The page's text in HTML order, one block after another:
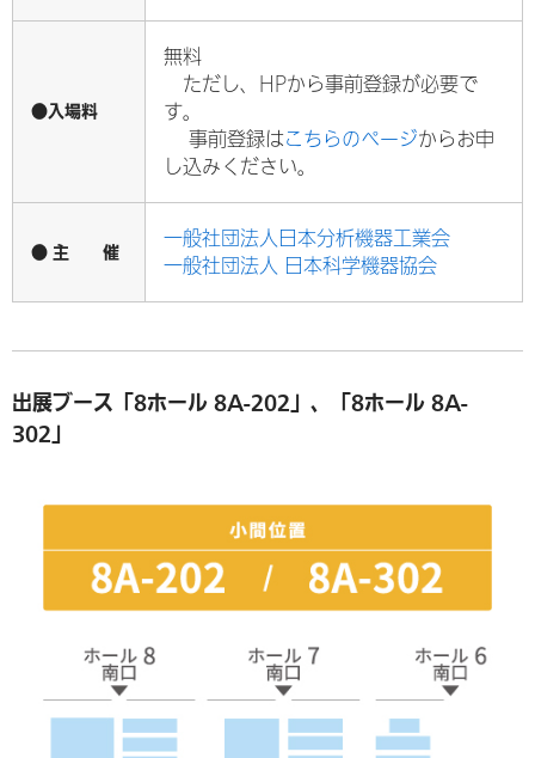
●入場料
無料
ただし、HPから事前登録が必要で
す。
事前登録はこちらのページからお申
し込みください。
● 主 催
一般社団法人日本分析機器工業会
一般社団法人 日本科学機器協会
出展ブース「8ホール 8A-202」、「8ホール 8A-
302」